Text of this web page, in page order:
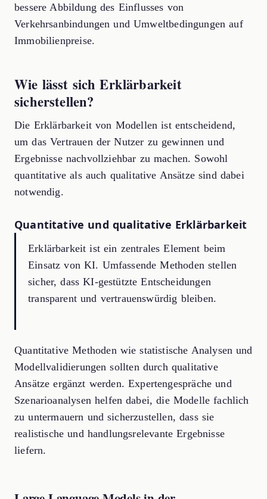
bessere Abbildung des Einflusses von
Verkehrsanbindungen und Umweltbedingungen auf
Immobilienpreise.
Wie lässt sich Erklärbarkeit
sicherstellen?
Die Erklärbarkeit von Modellen ist entscheidend,
um das Vertrauen der Nutzer zu gewinnen und
Ergebnisse nachvollziehbar zu machen. Sowohl
quantitative als auch qualitative Ansätze sind dabei
notwendig.
Quantitative und qualitative Erklärbarkeit
Erklärbarkeit ist ein zentrales Element beim
Einsatz von KI. Umfassende Methoden stellen
sicher, dass KI-gestützte Entscheidungen
transparent und vertrauenswürdig bleiben.
Quantitative Methoden wie statistische Analysen und
Modellvalidierungen sollten durch qualitative
Ansätze ergänzt werden. Expertengespräche und
Szenarioanalysen helfen dabei, die Modelle fachlich
zu untermauern und sicherzustellen, dass sie
realistische und handlungsrelevante Ergebnisse
liefern.